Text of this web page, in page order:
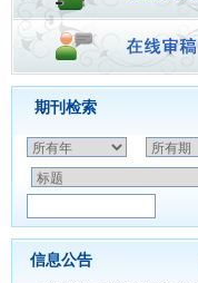
期刊检索
信息公告